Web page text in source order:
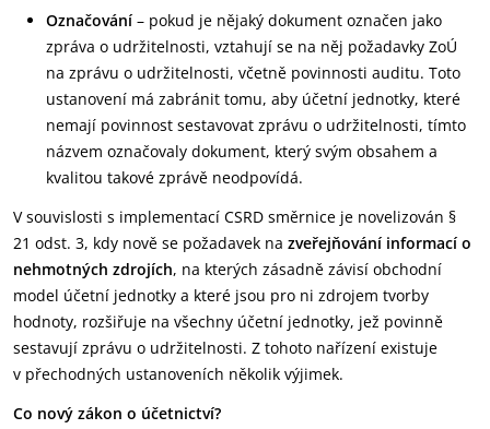
Označování – pokud je nějaký dokument označen jako
zpráva o udržitelnosti, vztahují se na něj požadavky ZoÚ
na zprávu o udržitelnosti, včetně povinnosti auditu. Toto
ustanovení má zabránit tomu, aby účetní jednotky, které
nemají povinnost sestavovat zprávu o udržitelnosti, tímto
názvem označovaly dokument, který svým obsahem a
kvalitou takové zprávě neodpovídá.
V souvislosti s implementací CSRD směrnice je novelizován §
21 odst. 3, kdy nově se požadavek na zveřejňování informací o
nehmotných zdrojích, na kterých zásadně závisí obchodní
model účetní jednotky a které jsou pro ni zdrojem tvorby
hodnoty, rozšiřuje na všechny účetní jednotky, jež povinně
sestavují zprávu o udržitelnosti. Z tohoto nařízení existuje
v přechodných ustanoveních několik výjimek.
Co nový zákon o účetnictví?